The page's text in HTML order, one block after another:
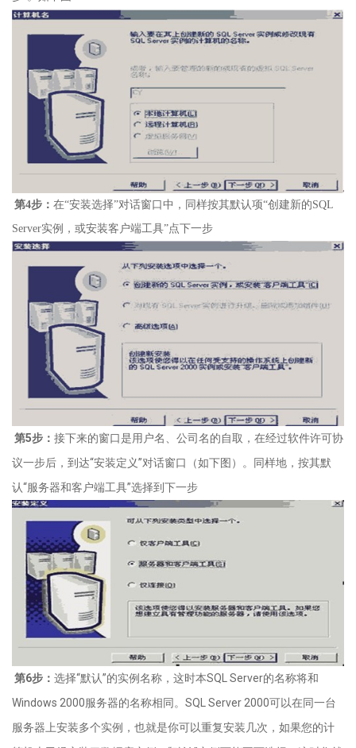
第4步： 在“安装选择”对话窗口中，同样按其默认项“创建新的SQL
Server实例，或安装客户端工具”点下一步
第5步： 接下来的窗口是用户名、公司名的自取，在经过软件许可协
议一步后，到达“安装定义”对话窗口（如下图）。同样地，按其默
认“服务器和客户端工具”选择到下一步
第6步： 选择“默认”的实例名称，这时本SQL Server的名称将和
Windows 2000服务器的名称相同。 SQL Server 2000可以在同一台
服务器上安装多个实例，也就是你可以重复安装几次，如果您的计